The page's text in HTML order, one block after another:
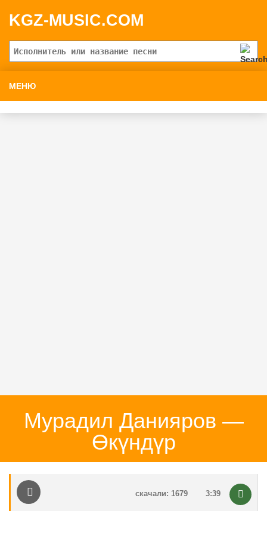
KGZ-MUSIC.COM
МЕНЮ
Мурадил Данияров —
Өкүндүр
3:39
скачали: 1679